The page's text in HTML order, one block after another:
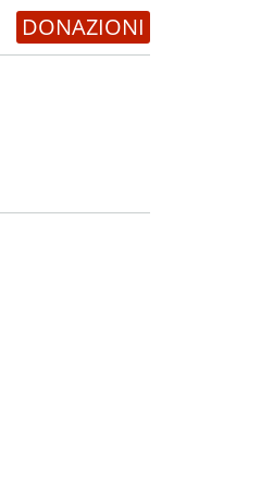
DONAZIONI